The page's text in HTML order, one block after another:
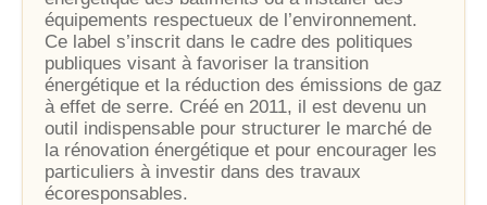
équipements respectueux de l’environnement.
Ce label s’inscrit dans le cadre des politiques
publiques visant à favoriser la transition
énergétique et la réduction des émissions de gaz
à effet de serre. Créé en 2011, il est devenu un
outil indispensable pour structurer le marché de
la rénovation énergétique et pour encourager les
particuliers à investir dans des travaux
écoresponsables.